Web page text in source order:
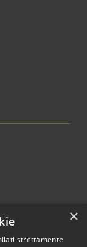
×
strettamente